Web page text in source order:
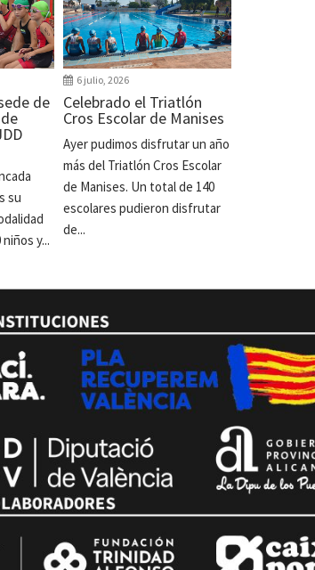
de
su
y...
6 julio, 2026
Celebrado el Triatlón
Cros Escolar de Manises
Ayer pudimos disfrutar un año
más del Triatlón Cros Escolar
de Manises. Un total de 140
escolares pudieron disfrutar
de...